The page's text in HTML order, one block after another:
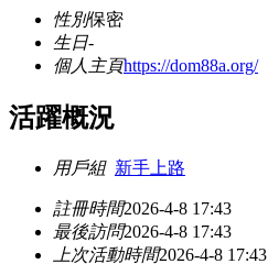
性別保密
生日-
個人主頁https://dom88a.org/
活躍概況
用戶組 新手上路
註冊時間2026-4-8 17:43
最後訪問2026-4-8 17:43
上次活動時間2026-4-8 17:43